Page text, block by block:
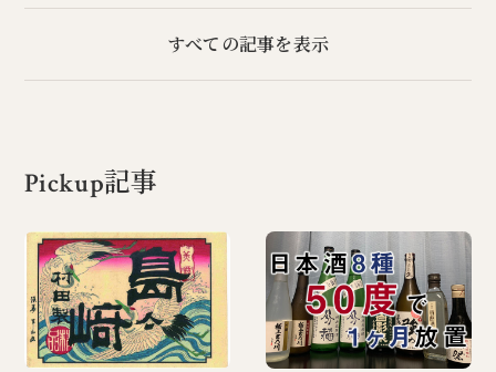
すべての記事を表示
Pickup記事